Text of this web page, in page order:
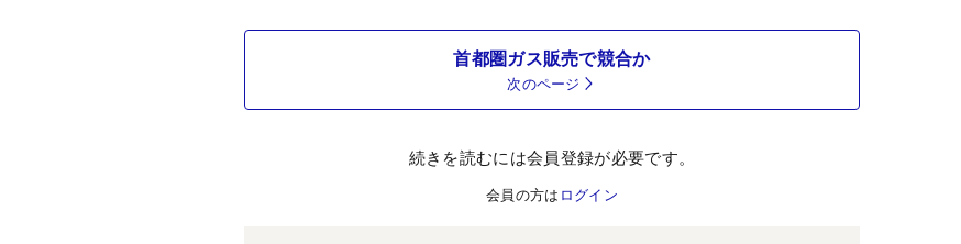
首都圏ガス販売で競合か
次のページ
続きを読むには会員登録が必要です。
会員の方は ログイン